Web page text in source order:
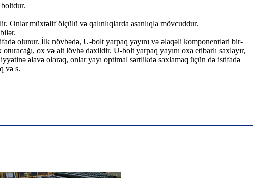
Onlar müxtəlif ölçülü və qalınlıqlarda asanlıqla mövcuddur.
olunur. İlk növbədə, U-bolt yarpaq yayını və əlaqəli komponentləri bir-
ox və alt lövhə daxildir. U-bolt yarpaq yayını oxa etibarlı saxlayır,
əlavə olaraq, onlar yayı optimal sərtlikdə saxlamaq üçün də istifadə
və s.